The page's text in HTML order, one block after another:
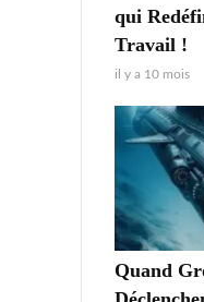
qui
Travail !
il y a 10 mois
Quand